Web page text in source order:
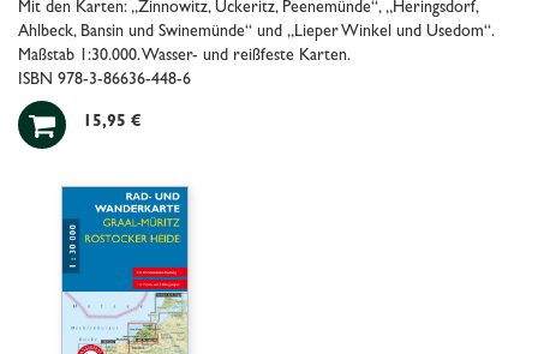
Mit den Karten: „Zinnowitz, Ückeritz, Peenemünde“, „Heringsdorf,
Ahlbeck, Bansin und Swinemünde“ und „Lieper Winkel und Usedom“.
Maßstab 1:30.000. Wasser- und reißfeste Karten.
ISBN 978-3-86636-448-6
 15,95 €